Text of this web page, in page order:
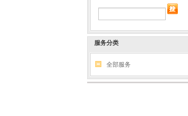
服务分类
全部服务